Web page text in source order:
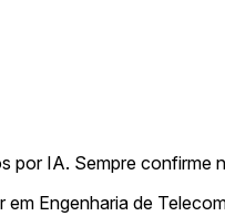
por IA. Sempre confirme
em Engenharia de